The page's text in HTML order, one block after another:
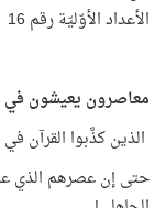
الأعداد الأوّليّة رقم 16
معاصرون يعيشون في
الذين كذَّبوا القرآن
حتى إن عصرهم الذي